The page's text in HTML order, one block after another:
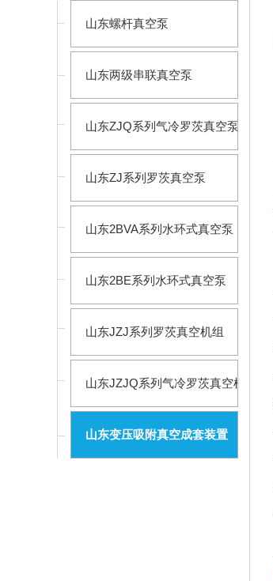
山东螺杆真空泵
山东两级串联真空泵
山东ZJQ系列气冷罗茨真空泵
山东ZJ系列罗茨真空泵
山东2BVA系列水环式真空泵
山东2BE系列水环式真空泵
山东JZJ系列罗茨真空机组
山东JZJQ系列气冷罗茨真空机组
山东变压吸附真空成套装置